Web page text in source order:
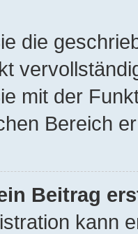
die
mit der
Bereich
Beitrag
kann